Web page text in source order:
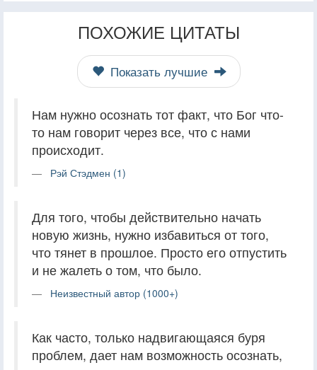
ПОХОЖИЕ ЦИТАТЫ
Показать лучшие
Нам нужно осознать тот факт, что Бог что-
то нам говорит через все, что с нами
происходит.
Рэй Стэдмен (1)
Для того, чтобы действительно начать
новую жизнь, нужно избавиться от того,
что тянет в прошлое. Просто его отпустить
и не жалеть о том, что было.
Неизвестный автор (1000+)
Как часто, только надвигающаяся буря
проблем, дает нам возможность осознать,